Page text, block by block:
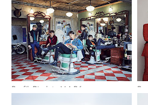
Profil, Biodata M.A.P.6